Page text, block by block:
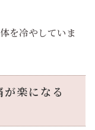
を冷やしていま
楽になる